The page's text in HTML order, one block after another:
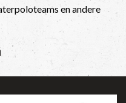
en andere